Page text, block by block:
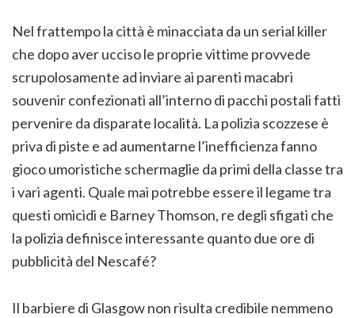
Nel frattempo la città è minacciata da un serial killer
che dopo aver ucciso le proprie vittime provvede
scrupolosamente ad inviare ai parenti macabri
souvenir confezionati all’interno di pacchi postali fatti
pervenire da disparate località. La polizia scozzese è
priva di piste e ad aumentarne l’inefficienza fanno
gioco umoristiche schermaglie da primi della classe tra
i vari agenti. Quale mai potrebbe essere il legame tra
questi omicidi e Barney Thomson, re degli sfigati che
la polizia definisce interessante quanto due ore di
pubblicità del Nescafé?
Il barbiere di Glasgow non risulta credibile nemmeno